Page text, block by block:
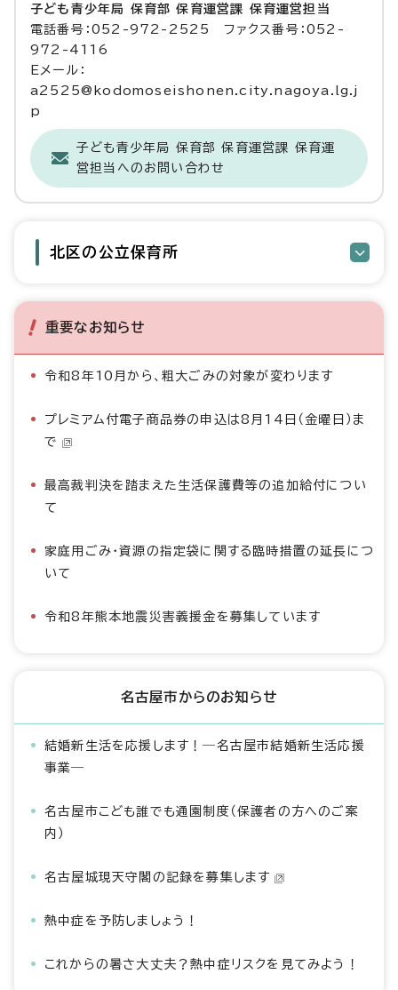
子ども青少年局 保育部 保育運営課 保育運営担当
電話番号：052-972-2525 ファクス番号：052-
972-4116
Eメール：
a2525@kodomoseishonen.city.nagoya.lg.j
p
子ども青少年局 保育部 保育運営課 保育運
営担当へのお問い合わせ
北区の公立保育所
重要なお知らせ
令和8年10月から、粗大ごみの対象が変わります
プレミアム付電子商品券の申込は8月14日（金曜日）ま
で
最高裁判決を踏まえた生活保護費等の追加給付につい
て
家庭用ごみ・資源の指定袋に関する臨時措置の延長につ
いて
令和8年熊本地震災害義援金を募集しています
名古屋市からのお知らせ
結婚新生活を応援します！―名古屋市結婚新生活応援
事業―
名古屋市こども誰でも通園制度（保護者の方へのご案
内）
名古屋城現天守閣の記録を募集します
熱中症を予防しましょう！
これからの暑さ大丈夫？熱中症リスクを見てみよう！